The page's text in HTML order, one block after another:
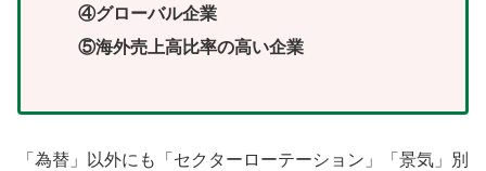
④グローバル企業
⑤海外売上高比率の高い企業
「為替」以外にも「セクターローテーション」「景気」別